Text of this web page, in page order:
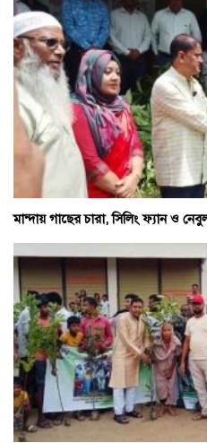
মান্দায় গাছের চারা, সিলিং ফ্যান ও